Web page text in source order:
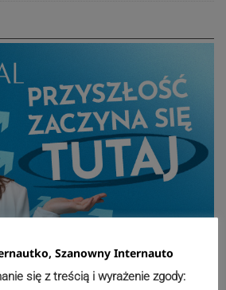
Szanowny Internauto
się z treścią i wyrażenie zgody: